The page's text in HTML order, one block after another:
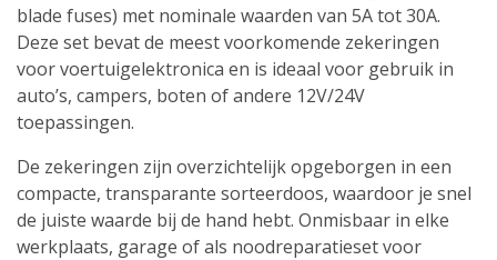
blade fuses) met nominale waarden van 5A tot 30A.
Deze set bevat de meest voorkomende zekeringen
voor voertuigelektronica en is ideaal voor gebruik in
auto’s, campers, boten of andere 12V/24V
toepassingen.
De zekeringen zijn overzichtelijk opgeborgen in een
compacte, transparante sorteerdoos, waardoor je snel
de juiste waarde bij de hand hebt. Onmisbaar in elke
werkplaats, garage of als noodreparatieset voor